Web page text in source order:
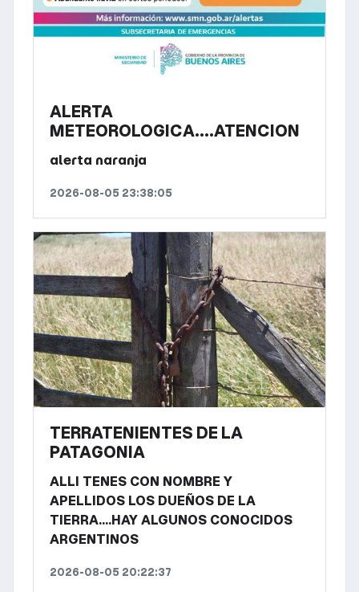
ALERTA
METEOROLOGICA....ATENCION
alerta naranja
2026-08-05 23:38:05
TERRATENIENTES DE LA
PATAGONIA
ALLI TENES CON NOMBRE Y
APELLIDOS LOS DUEÑOS DE LA
TIERRA....HAY ALGUNOS CONOCIDOS
ARGENTINOS
2026-08-05 20:22:37